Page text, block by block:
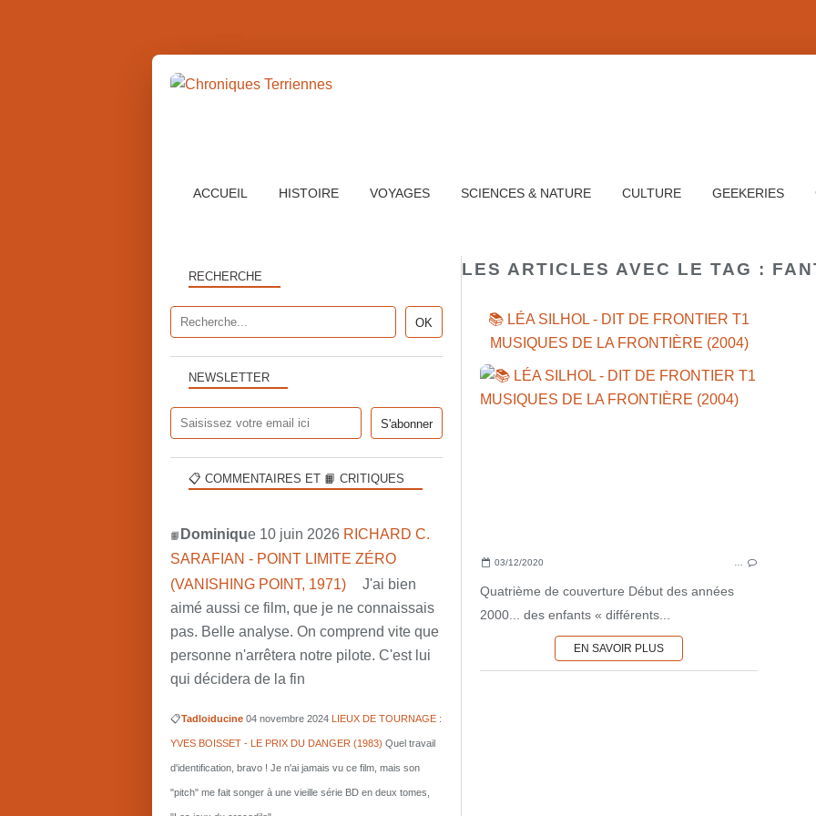
ACCUEIL HISTOIRE VOYAGES SCIENCES & NATURE CULTURE GEEKERIES
LES ARTICLES AVEC LE TAG :
📚 LÉA SILHOL - DIT DE FRONTIER T1
MUSIQUES DE LA FRONTIÈRE (2004)
03/12/2020
Quatrième de couverture Début des années
2000... des enfants « différents...
EN SAVOIR PLUS
NEWSLETTER
RECHERCHE
📋 COMMENTAIRES ET 📙 CRITIQUES
📙 Dominique 10 juin 2026 RICHARD C.
SARAFIAN - POINT LIMITE ZÉRO
(VANISHING POINT, 1971)
J'ai bien
aimé aussi ce film, que je ne connaissais
pas. Belle analyse. On comprend vite que
personne n'arrêtera notre pilote. C'est lui
qui décidera de la fin
📋Tadloiducine 04 novembre 2024 LIEUX DE TOURNAGE :
YVES BOISSET - LE PRIX DU DANGER (1983) Quel travail
d'identification, bravo ! Je n'ai jamais vu ce film, mais son
"pitch" me fait songer à une vieille série BD en deux tomes,